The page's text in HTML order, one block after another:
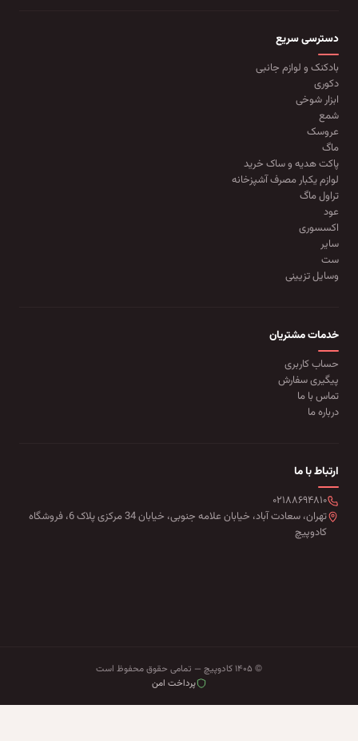
دسترسی سریع
بادکنک و لوازم جانبی
دکوری
ابزار شوخی
شمع
عروسک
ماگ
پاکت هدیه و ساک خرید
لوازم یکبار مصرف آشپزخانه
تراول ماگ
عود
اکسسوری
سایر
ست
وسایل تزیینی
خدمات مشتریان
حساب کاربری
پیگیری سفارش
تماس با ما
درباره ما
ارتباط با ما
۰۲۱۸۸۶۹۴۸۱۰
تهران، سعادت آباد، خیابان علامه جنوبی، خیابان 34 مرکزی پلاک 6، فروشگاه
کادوپیچ
© ۱۴۰۵ کادوپیچ — تمامی حقوق محفوظ است
پرداخت امن